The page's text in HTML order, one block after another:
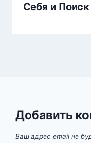
Себя и
Добавить
Ваш адрес email не